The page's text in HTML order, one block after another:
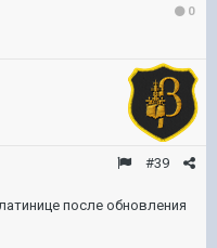
0
#39
после обновления